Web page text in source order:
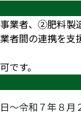
業者、②肥料製
者間の連携を支
です。
～令和７年８月